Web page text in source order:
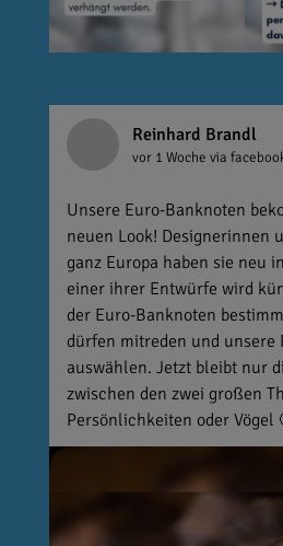
Reinhard Brandl
vor 1 Woche via
Unsere Euro-Banknoten
neuen Look! Designerinnen
ganz Europa haben sie neu
einer ihrer Entwürfe wird
der Euro-Banknoten
dürfen mitreden und unsere
auswählen. Jetzt bleibt nur
zwischen den zwei großen
Persönlichkeiten oder Vögel